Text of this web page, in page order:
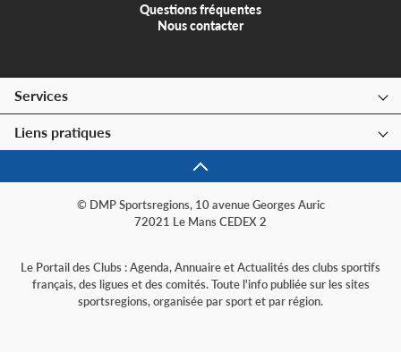
Questions fréquentes
Nous contacter
Services
Liens pratiques
© DMP Sportsregions, 10 avenue Georges Auric
72021 Le Mans CEDEX 2
Le Portail des Clubs : Agenda, Annuaire et Actualités des clubs sportifs
français, des ligues et des comités. Toute l'info publiée sur les sites
sportsregions, organisée par sport et par région.